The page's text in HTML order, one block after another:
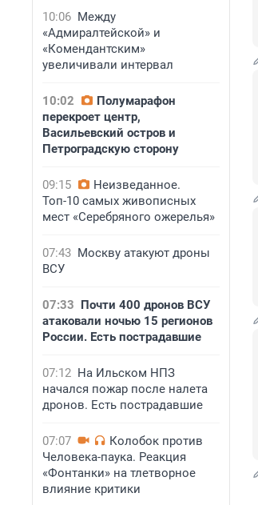
10:06 Между
«Адмиралтейской» и
«Комендантским»
увеличивали интервал
10:02
Полумарафон
перекроет центр,
Васильевский остров и
Петроградскую сторону
09:15
Неизведанное.
Топ-10 самых живописных
мест «Серебряного ожерелья»
07:43 Москву атакуют дроны
ВСУ
07:33 Почти 400 дронов ВСУ
атаковали ночью 15 регионов
России. Есть пострадавшие
07:12 На Ильском НПЗ
начался пожар после налета
дронов. Есть пострадавшие
07:07
Колобок против
Человека-паука. Реакция
«Фонтанки» на тлетворное
влияние критики